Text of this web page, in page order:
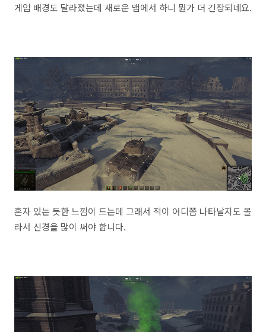
게임 배경도 달라졌는데 새로운 맵에서 하니 뭔가 더 긴장되네요.
혼자 있는 듯한 느낌이 드는데 그래서 적이 어디쯤 나타날지도 몰
라서 신경을 많이 써야 합니다.